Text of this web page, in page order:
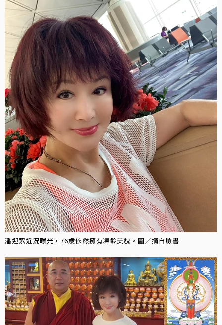
潘迎紫近況曝光，76歲依然擁有凍齡美貌。圖／摘自臉書